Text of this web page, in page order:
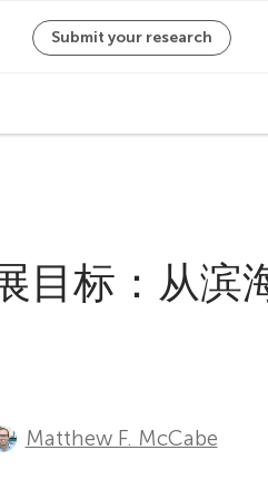
目标：从滨
Matthew F. McCabe